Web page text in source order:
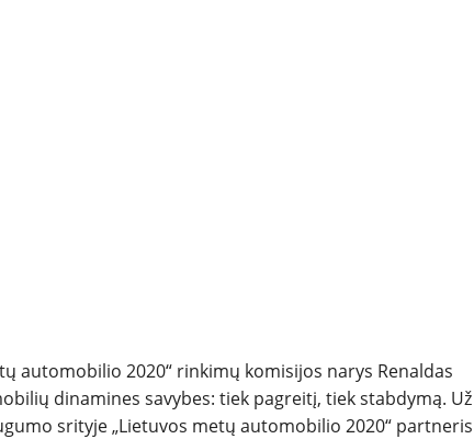
automobilio 2020“ rinkimų komisijos narys Renaldas
dinamines savybes: tiek pagreitį, tiek stabdymą. Už
srityje „Lietuvos metų automobilio 2020“ partneris